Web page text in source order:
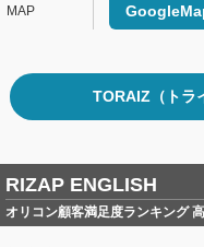
TORAIZ（トラ
RIZAP ENGLISH
オリコン顧客満足度ランキング